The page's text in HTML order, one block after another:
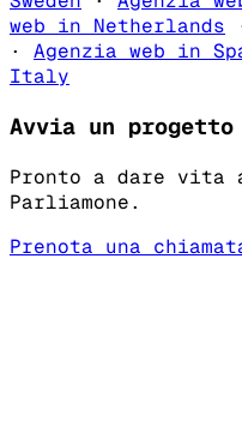
web in Netherlands
· Agenzia web in
Italy
Avvia un progetto
Pronto a dare vita
Parliamone.
Prenota una